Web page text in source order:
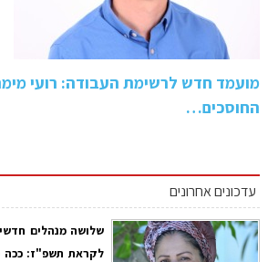
מועמד חדש לרשימת העבודה: רועי
החוסכים…
עדכונים אחרונים
שלושה מנהלים
לקראת תשפ"ז: ככה